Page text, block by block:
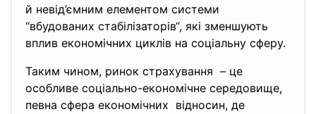
й невід’ємним елементом системи
“вбудованих стабілізаторів“, які зменшують
вплив економічних циклів на соціальну сферу.
Таким чином, ринок страхування – це
особливе соціально-економічне середовище,
певна сфера економічних відносин, де